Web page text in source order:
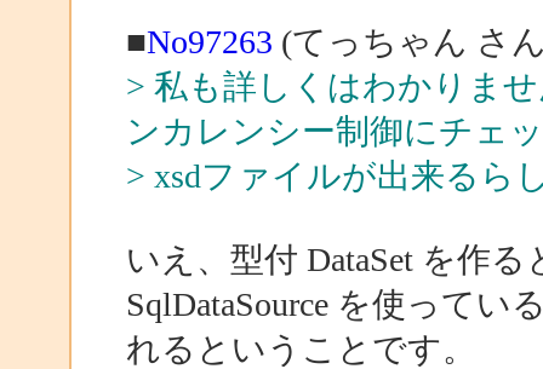
■No97263 (てっちゃん さ
> 私も詳しくはわかりま
ンカレンシー制御にチェ
> xsdファイルが出来るら
いえ、型付 DataSet を作
SqlDataSource を使って
れるということです。